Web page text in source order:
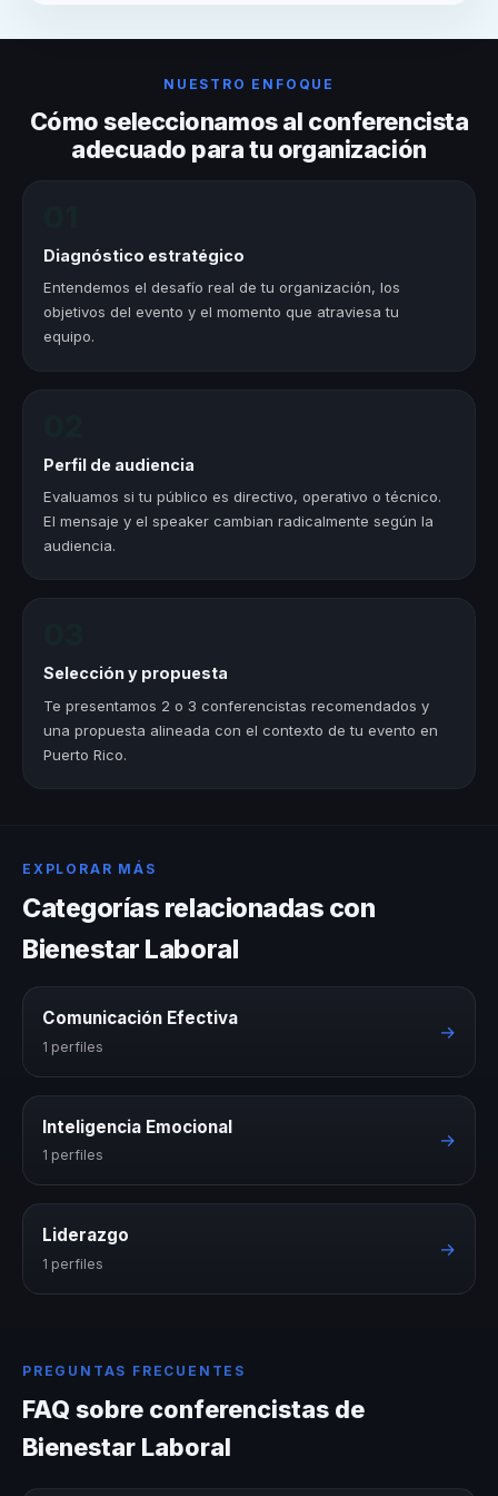
NUESTRO ENFOQUE
Cómo seleccionamos al conferencista
adecuado para tu organización
Diagnóstico estratégico
Entendemos el desafío real de tu organización, los
objetivos del evento y el momento que atraviesa tu
equipo.
Perfil de audiencia
Evaluamos si tu público es directivo, operativo o técnico.
El mensaje y el speaker cambian radicalmente según la
audiencia.
Selección y propuesta
Te presentamos 2 o 3 conferencistas recomendados y
una propuesta alineada con el contexto de tu evento en
Puerto Rico.
EXPLORAR MÁS
Categorías relacionadas con
Bienestar Laboral
Comunicación Efectiva
1 perfiles
→
Inteligencia Emocional
1 perfiles
→
Liderazgo
1 perfiles
→
PREGUNTAS FRECUENTES
FAQ sobre conferencistas de
Bienestar Laboral